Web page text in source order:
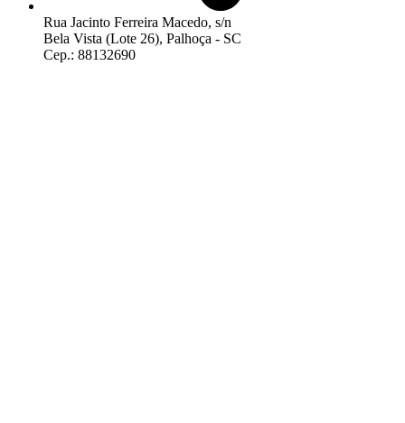
Rua Jacinto Ferreira Macedo, s/n
Bela Vista (Lote 26), Palhoça - SC
Cep.: 88132690